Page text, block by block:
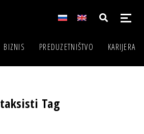
BIZNIS PREDUZETNIŠTVO KARIJERA
taksisti Tag